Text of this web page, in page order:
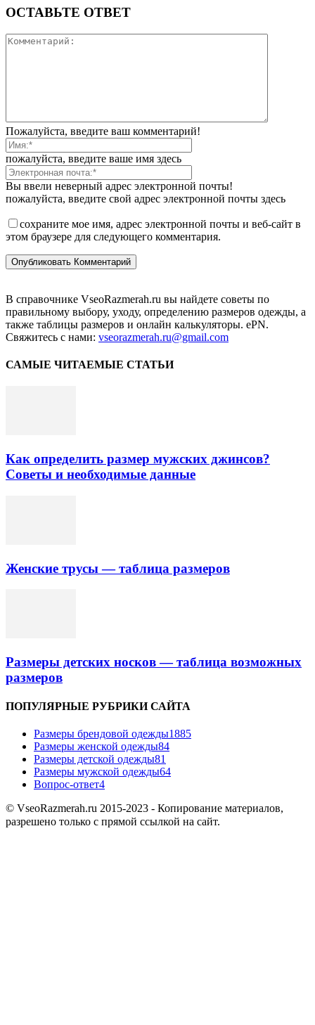
ОСТАВЬТЕ ОТВЕТ
Пожалуйста, введите ваш комментарий!
пожалуйста, введите ваше имя здесь
Вы ввели неверный адрес электронной почты!
пожалуйста, введите свой адрес электронной почты здесь
сохраните мое имя, адрес электронной почты и веб-сайт в
этом браузере для следующего комментария.
В справочнике VseoRazmerah.ru вы найдете советы по
правильному выбору, уходу, определению размеров одежды, а
также таблицы размеров и онлайн калькуляторы. ePN.
Свяжитесь с нами: vseorazmerah.ru@gmail.com
САМЫЕ ЧИТАЕМЫЕ СТАТЬИ
Как определить размер мужских джинсов?
Советы и необходимые данные
Женские трусы — таблица размеров
Размеры детских носков — таблица возможных
размеров
ПОПУЛЯРНЫЕ РУБРИКИ САЙТА
Размеры брендовой одежды1885
Размеры женской одежды84
Размеры детской одежды81
Размеры мужской одежды64
Вопрос-ответ4
© VseoRazmerah.ru 2015-2023 - Копирование материалов,
разрешено только с прямой ссылкой на сайт.